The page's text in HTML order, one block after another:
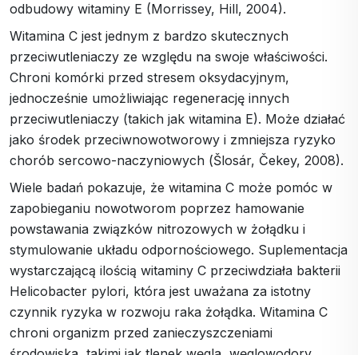
odbudowy witaminy E (Morrissey, Hill, 2004).
Witamina C jest jednym z bardzo skutecznych
przeciwutleniaczy ze względu na swoje właściwości.
Chroni komórki przed stresem oksydacyjnym,
jednocześnie umożliwiając regenerację innych
przeciwutleniaczy (takich jak witamina E). Może działać
jako środek przeciwnowotworowy i zmniejsza ryzyko
chorób sercowo-naczyniowych (Šlosár, Čekey, 2008).
Wiele badań pokazuje, że witamina C może pomóc w
zapobieganiu nowotworom poprzez hamowanie
powstawania związków nitrozowych w żołądku i
stymulowanie układu odpornościowego. Suplementacja
wystarczającą ilością witaminy C przeciwdziała bakterii
Helicobacter pylori, która jest uważana za istotny
czynnik ryzyka w rozwoju raka żołądka. Witamina C
chroni organizm przed zanieczyszczeniami